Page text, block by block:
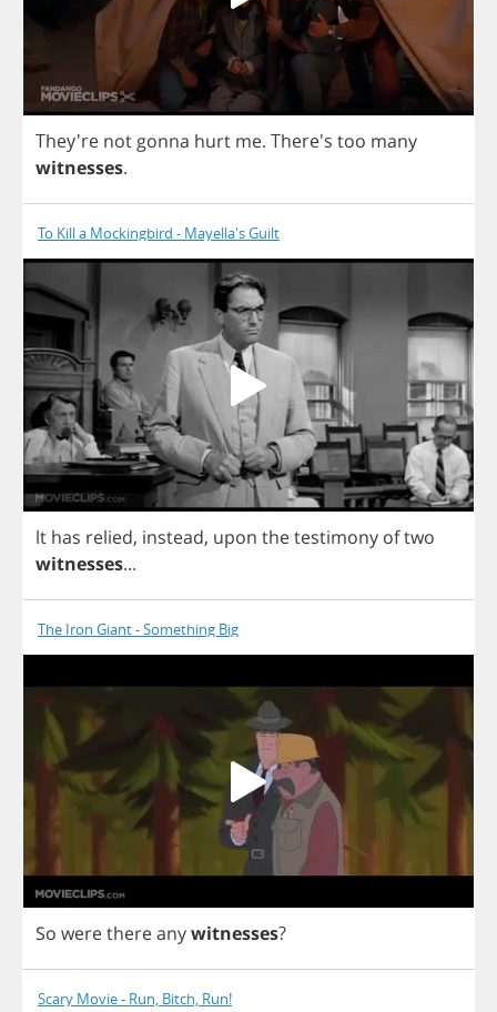
They're not gonna hurt me. There's too many
witnesses.
To Kill a Mockingbird - Mayella's Guilt
lt has relied, instead, upon thetestimony oftwo
witnesses...
The Iron Giant - Something Big
So werethereanywitnesses?
Scary Movie - Run, Bitch, Run!